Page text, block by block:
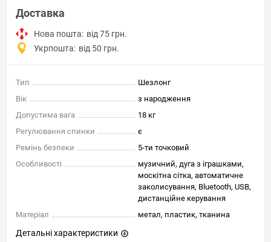
Доставка
Нова пошта: від 75 грн.
Укрпошта: від 50 грн.
Тип
Шезлонг
Вік
з народження
Допустима вага
18 кг
Регулювання спинки
є
Ремінь безпеки
5-ти точковий
Особливості
музичний, дуга з іграшками,
москітна сітка, автоматичне
заколисування, Bluetooth, USB,
дистанційне керування
Матеріал
метал, пластик, тканина
Детальні характеристики